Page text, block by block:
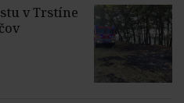
v Trstíne